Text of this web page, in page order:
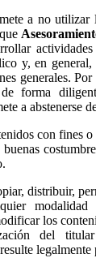
a no utilizar
y, en
generales.
forma
a abstenerse
con fines o
distribuir,
modalidad
los
del titular
legalmente